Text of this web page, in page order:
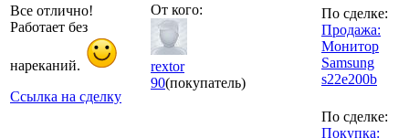
Все отлично!
Работает без
нареканий.
Ссылка на сделку
От кого:
rextor
90(покупатель)
По сделке:
Продажа:
Монитор
Samsung
s22e200b
По сделке:
Покупка: